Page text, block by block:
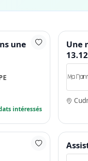
une
intéressés
Une